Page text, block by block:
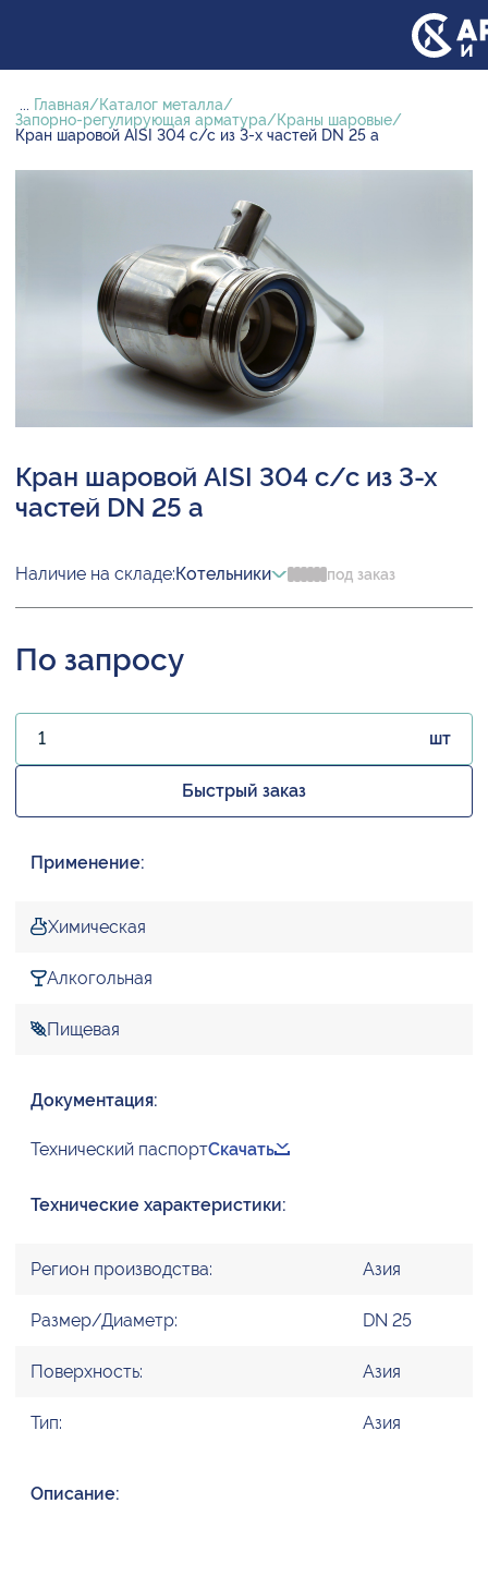
... Главная
Каталог металла
Запорно-регулирующая арматура
Краны шаровые
Кран шаровой AISI 304 с/с из 3-х частей DN 25 а
Кран шаровой AISI 304 с/с из 3-х
частей DN 25 а
Наличие на складе:Котельники под заказ
По запросу
шт
Быстрый заказ
Применение:
Химическая
Алкогольная
Пищевая
Документация:
Технический паспортСкачать
Технические характеристики:
Регион производства: Азия
Размер/Диаметр: DN 25
Поверхность: Азия
Тип: Азия
Описание: